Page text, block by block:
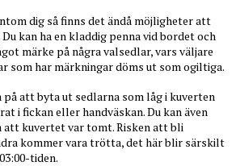
dig så finns det ändå möjligheter att
kan ha en kladdig penna vid bordet och
märke på några valsedlar, vars väljare
som har märkningar döms ut som ogiltiga.
på att byta ut sedlarna som låg i kuverten
i fickan eller handväskan. Du kan även
att kuvertet var tomt. Risken att bli
kommer vara trötta, det här blir särskilt
tiden.